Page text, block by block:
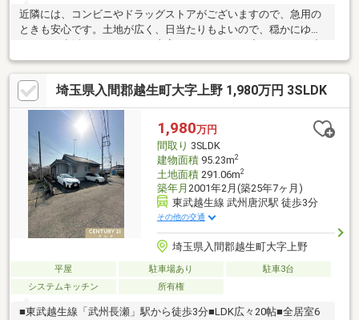
近隣には、コンビニやドラッグストアがございますので、急用の
ときも安心です。土地が広く、日当たりもよいので、穏かにゆと
りのある生活をしたいかたに大変おすすめです。◆リフォーム内
容◇屋根、外壁塗装◇外構工事◇システムキッチン交換◇トイレ
交換◇照明器具交換◇全クロス張替◇障子・襖張替◇ハウスクリ
ーニング埼玉県入間郡越生町大字上野 1,980万円 3SLDK
1,980万円
間取り 3SLDK
建物面積95.23m2
土地面積291.06m2
築年月 2001年2月(築25年7ヶ月)
東武越生線 武州唐沢駅 徒歩3分
その他の交通
埼玉県入間郡越生町大字上野
平屋 駐車場あり
駐車3台
システムキッチン
所有権
■東武越生線「武州長瀬」駅から徒歩3分■LDK広々20帖■全居室6